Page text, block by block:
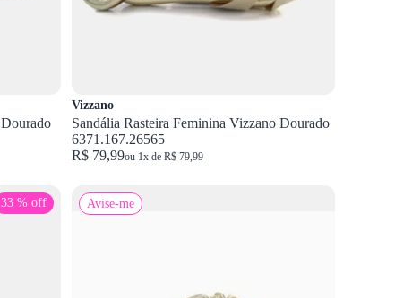
Vizzano
Sandália Rasteira Feminina Vizzano Dourado
6371.167.26565
R$ 79,99ou 1x de R$ 79,99
33 % off Avise-me